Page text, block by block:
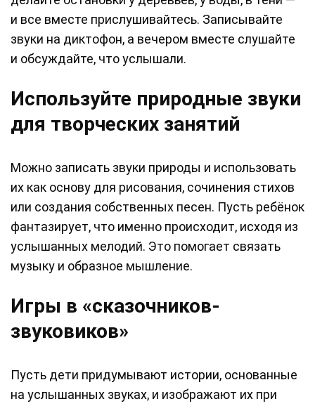
и все вместе прислушивайтесь. Записывайте
звуки на диктофон, а вечером вместе слушайте
и обсуждайте, что услышали.
Используйте природные звуки
для творческих занятий
Можно записать звуки природы и использовать
их как основу для рисования, сочинения стихов
или создания собственных песен. Пусть ребёнок
фантазирует, что именно происходит, исходя из
услышанных мелодий. Это помогает связать
музыку и образное мышление.
Игры в «сказочников-
звуковиков»
Пусть дети придумывают истории, основанные
на услышанных звуках, и изображают их при